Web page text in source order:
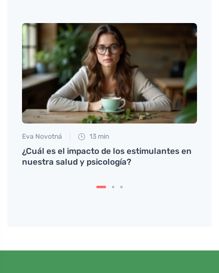
Eva Novotná 13 min
¿Cuál es el impacto de los estimulantes en
nuestra salud y psicología?